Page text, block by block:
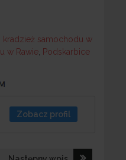
kradzież samochodu w
w Rawie, Podskarbice
Zobacz profil